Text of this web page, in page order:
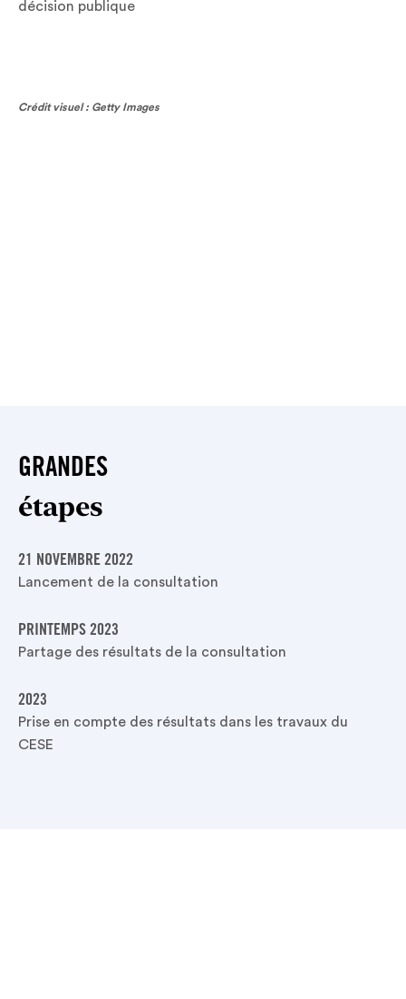
décision publique
Crédit visuel : Getty Images
GRANDES
étapes
21 NOVEMBRE 2022
Lancement de la consultation
PRINTEMPS 2023
Partage des résultats de la consultation
2023
Prise en compte des résultats dans les travaux du
CESE